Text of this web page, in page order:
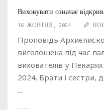
Виховувати означає
16 ЖОВТНЯ, 2024
Проповідь
виголошена під час
вихователів у
2024. Брати і сестри,
...